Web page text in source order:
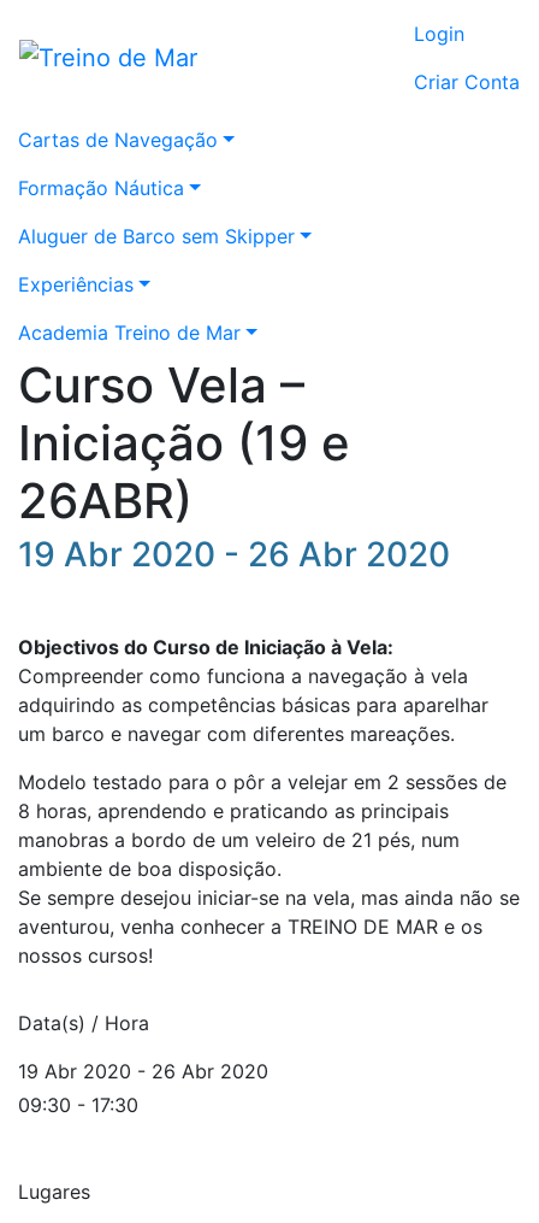
Login
Criar Conta
Cartas de Navegação
Formação Náutica
Aluguer de Barco sem Skipper
Experiências
Academia Treino de Mar
Curso Vela –
Iniciação (19 e
26ABR)
19 Abr 2020 - 26 Abr 2020
Objectivos do Curso de Iniciação à Vela:
Compreender como funciona a navegação à vela
adquirindo as competências básicas para aparelhar
um barco e navegar com diferentes mareações.
Modelo testado para o pôr a velejar em 2 sessões de
8 horas, aprendendo e praticando as principais
manobras a bordo de um veleiro de 21 pés, num
ambiente de boa disposição.
Se sempre desejou iniciar-se na vela, mas ainda não se
aventurou, venha conhecer a TREINO DE MAR e os
nossos cursos!
Data(s) / Hora
19 Abr 2020 - 26 Abr 2020
09:30 - 17:30
Lugares